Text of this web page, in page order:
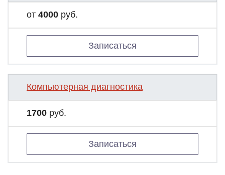
от 4000 руб.
Записаться
Компьютерная диагностика
1700 руб.
Записаться